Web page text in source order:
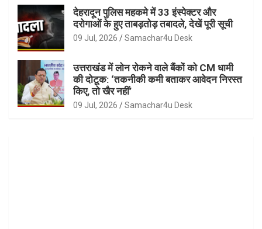
देहरादून पुलिस महकमे में 33 इंस्पेक्टर और
दरोगाओं के हुए ताबड़तोड़ तबादले, देखें पूरी सूची
09 Jul, 2026 Samachar4u Desk
उत्तराखंड में लोन रोकने वाले बैंकों को CM धामी
की दोटूक: ‘तकनीकी कमी बताकर आवेदन निरस्त
किए, तो खैर नहीं’
09 Jul, 2026 Samachar4u Desk